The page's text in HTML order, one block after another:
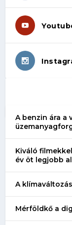
A benzin ára a
Kiváló
év öt legjobb
A
Mérföldkő a